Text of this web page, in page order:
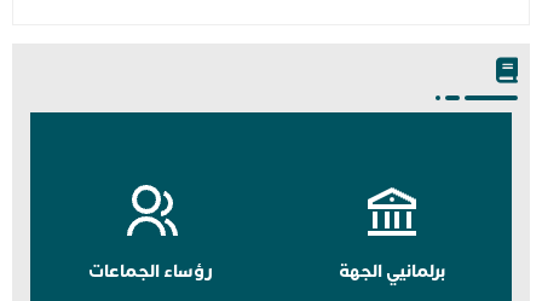
برلمانيي الجهة رؤساء الجماعات